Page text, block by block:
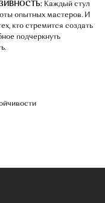
Каждый стул
опытных мастеров. И
кто стремится создать
подчеркнуть